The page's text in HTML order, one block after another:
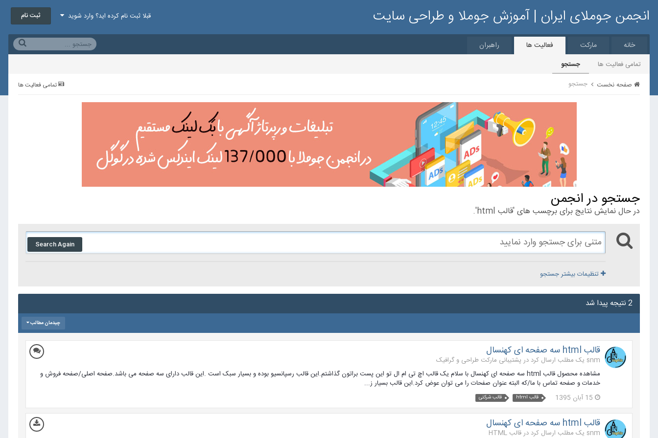
انجمن جوملای ایران | آموزش جوملا و طراحی سایت قبلا ثبت نام کرده اید؟ وارد شوید ثبت نام
خانه مارکت فعالیت ها
تمامی فعالیت ها جستجو
راهبران
تمامی فعالیت ها صفحه نخست جستجو
جستجو در انجمن
در حال نمایش نتایج برای برچسب های 'قالب html'.
Search Again
تنظیمات بیشتر جستجو
2 نتیجه پیدا شد
چیدمان مطالب
قالب html سه صفحه ای کهنسال
snm یک مطلب ارسال کرد در
پشتیبانی مارکت طراحی و گرافیک
مشاهده محصول قالب html سه صفحه ای کهنسال با سلام یک قالب اچ تی ام ال تو این پست براتون گذاشتم.این قالب رسپانسیو بوده و بسیار سبک است .این قالب دارای سه صفحه می باشد.صفحه اصلی/صفحه فروش و
خدمات و صفحه تماس با ما/که البته عنوان صفحات را می توان عوض کرد.این قالب بسیار ز...
15 آبان 1395
قالب html قالب شرکتی
قالب html سه صفحه ای کهنسال
snm یک مطلب ارسال کرد در قالب HTML